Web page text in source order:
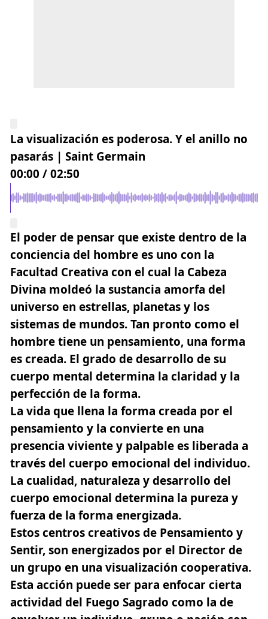
La visualización es poderosa. Y el anillo no
pasarás | Saint Germain
00:00 /02:50
El poder de pensar que existe dentro de la
conciencia del hombre es uno con la
Facultad Creativa con el cual la Cabeza
Divina moldeó la sustancia amorfa del
universo en estrellas, planetas y los
sistemas de mundos. Tan pronto como el
hombre tiene un pensamiento, una forma
es creada. El grado de desarrollo de su
cuerpo mental determina la claridad y la
perfección de la forma.
La vida que llena la forma creada por el
pensamiento y la convierte en una
presencia viviente y palpable es liberada a
través del cuerpo emocional del individuo.
La cualidad, naturaleza y desarrollo del
cuerpo emocional determina la pureza y
fuerza de la forma energizada.
Estos centros creativos de Pensamiento y
Sentir, son energizados por el Director de
un grupo en una visualización cooperativa.
Esta acción puede ser para enfocar cierta
actividad del Fuego Sagrado como la de